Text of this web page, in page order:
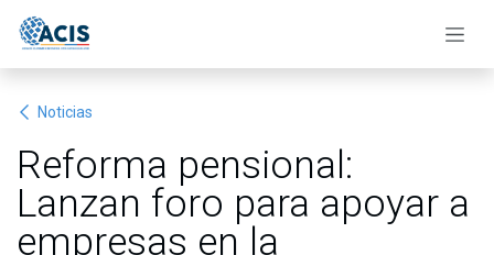
Noticias
Reforma pensional:
Lanzan foro para apoyar a
empresas en la